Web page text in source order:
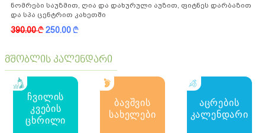
ნომრები საუზმით, ღია და დახურული აუზით, ფიტნეს დარბაზით
და სპა ცენტრით კახეთში
390.00k250.00k
მშობლის კალენდარი
ჩვილის
კვების
ცხრილი
ბავშვის
სახელები
აცრების
კალენდარი